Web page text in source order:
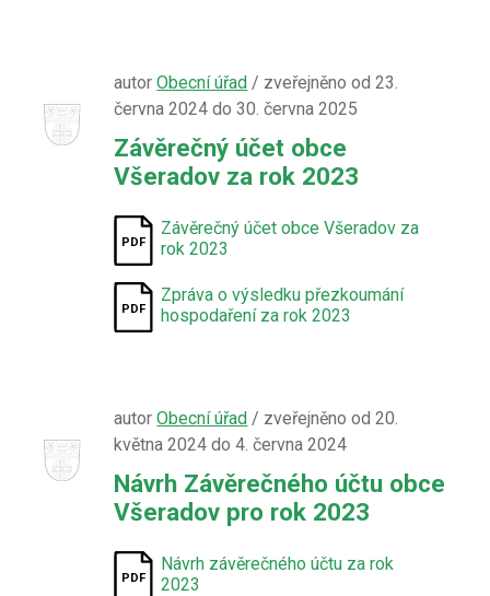
autorObecní úřad / zveřejněno od 23.
června 2024 do 30. června 2025
Závěrečný účet obce
Všeradov za rok 2023
Závěrečný účet obce Všeradov za
rok 2023
Zpráva o výsledku přezkoumání
hospodaření za rok 2023
autorObecní úřad / zveřejněno od 20.
května 2024 do 4. června 2024
Návrh Závěrečného účtu obce
Všeradov pro rok 2023
Návrh závěrečného účtu za rok
2023